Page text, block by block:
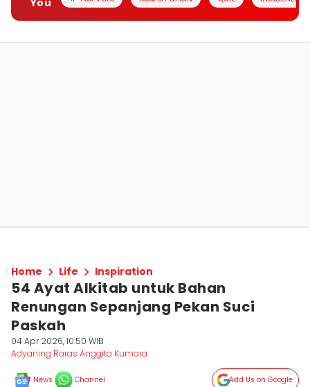
You
Home Life Inspiration
54 Ayat Alkitab untuk Bahan
Renungan Sepanjang Pekan Suci
Paskah
04 Apr 2026, 10:50 WIB
Adyaning Raras Anggita Kumara
News Channel Add Us on Google